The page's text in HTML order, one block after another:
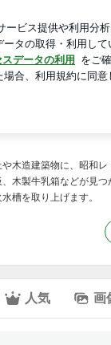
ドして ブログの更新通知
木造建築物に、昭和
木製牛乳箱などが見
槽を取り上げます。
人気 画